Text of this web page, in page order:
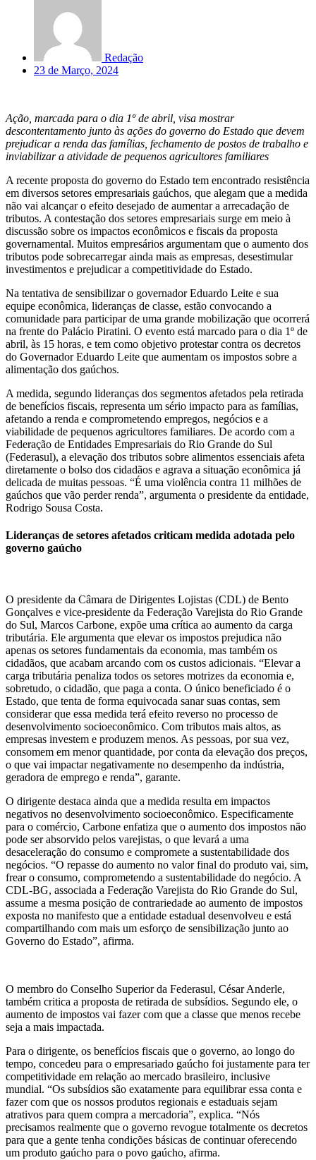
Redação
23 de Março, 2024
Ação, marcada para o dia 1º de abril, visa mostrar
descontentamento junto às ações do governo do Estado que devem
prejudicar a renda das famílias, fechamento de postos de trabalho e
inviabilizar a atividade de pequenos agricultores familiares
A recente proposta do governo do Estado tem encontrado resistência
em diversos setores empresariais gaúchos, que alegam que a medida
não vai alcançar o efeito desejado de aumentar a arrecadação de
tributos. A contestação dos setores empresariais surge em meio à
discussão sobre os impactos econômicos e fiscais da proposta
governamental. Muitos empresários argumentam que o aumento dos
tributos pode sobrecarregar ainda mais as empresas, desestimular
investimentos e prejudicar a competitividade do Estado.
Na tentativa de sensibilizar o governador Eduardo Leite e sua
equipe econômica, lideranças de classe, estão convocando a
comunidade para participar de uma grande mobilização que ocorrerá
na frente do Palácio Piratini. O evento está marcado para o dia 1º de
abril, às 15 horas, e tem como objetivo protestar contra os decretos
do Governador Eduardo Leite que aumentam os impostos sobre a
alimentação dos gaúchos.
A medida, segundo lideranças dos segmentos afetados pela retirada
de benefícios fiscais, representa um sério impacto para as famílias,
afetando a renda e comprometendo empregos, negócios e a
viabilidade de pequenos agricultores familiares. De acordo com a
Federação de Entidades Empresariais do Rio Grande do Sul
(Federasul), a elevação dos tributos sobre alimentos essenciais afeta
diretamente o bolso dos cidadãos e agrava a situação econômica já
delicada de muitas pessoas. “É uma violência contra 11 milhões de
gaúchos que vão perder renda”, argumenta o presidente da entidade,
Rodrigo Sousa Costa.
Lideranças de setores afetados criticam medida adotada pelo
governo gaúcho
O presidente da Câmara de Dirigentes Lojistas (CDL) de Bento
Gonçalves e vice-presidente da Federação Varejista do Rio Grande
do Sul, Marcos Carbone, expõe uma crítica ao aumento da carga
tributária. Ele argumenta que elevar os impostos prejudica não
apenas os setores fundamentais da economia, mas também os
cidadãos, que acabam arcando com os custos adicionais. “Elevar a
carga tributária penaliza todos os setores motrizes da economia e,
sobretudo, o cidadão, que paga a conta. O único beneficiado é o
Estado, que tenta de forma equivocada sanar suas contas, sem
considerar que essa medida terá efeito reverso no processo de
desenvolvimento socioeconômico. Com tributos mais altos, as
empresas investem e produzem menos. As pessoas, por sua vez,
consomem em menor quantidade, por conta da elevação dos preços,
o que vai impactar negativamente no desempenho da indústria,
geradora de emprego e renda”, garante.
O dirigente destaca ainda que a medida resulta em impactos
negativos no desenvolvimento socioeconômico. Especificamente
para o comércio, Carbone enfatiza que o aumento dos impostos não
pode ser absorvido pelos varejistas, o que levará a uma
desaceleração do consumo e compromete a sustentabilidade dos
negócios. “O repasse do aumento no valor final do produto vai, sim,
frear o consumo, comprometendo a sustentabilidade do negócio. A
CDL-BG, associada a Federação Varejista do Rio Grande do Sul,
assume a mesma posição de contrariedade ao aumento de impostos
exposta no manifesto que a entidade estadual desenvolveu e está
compartilhando com mais um esforço de sensibilização junto ao
Governo do Estado”, afirma.
O membro do Conselho Superior da Federasul, César Anderle,
também critica a proposta de retirada de subsídios. Segundo ele, o
aumento de impostos vai fazer com que a classe que menos recebe
seja a mais impactada.
Para o dirigente, os benefícios fiscais que o governo, ao longo do
tempo, concedeu para o empresariado gaúcho foi justamente para ter
competitividade em relação ao mercado brasileiro, inclusive
mundial. “Os subsídios são exatamente para equilibrar essa conta e
fazer com que os nossos produtos regionais e estaduais sejam
atrativos para quem compra a mercadoria”, explica. “Nós
precisamos realmente que o governo revogue totalmente os decretos
para que a gente tenha condições básicas de continuar oferecendo
um produto gaúcho para o povo gaúcho, afirma.